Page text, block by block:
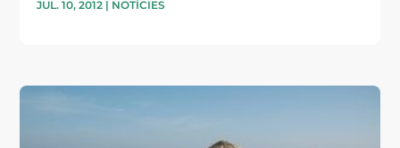
JUL. 10, 2012 | NOTÍCIES